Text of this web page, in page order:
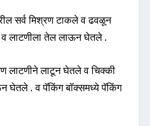
सर्व मिश्रण टाकले व ढवळून
लाटणीला तेल लाऊन घेतले .
लाटणीने लाटून घेतले व चिक्की
. व पॅकिंग बॉक्समध्ये पॅकिंग